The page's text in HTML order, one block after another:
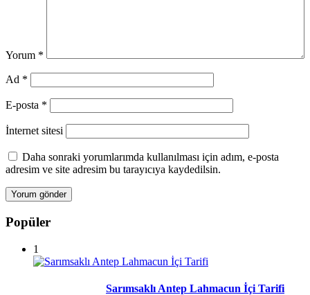
Yorum *
Ad *
E-posta *
İnternet sitesi
Daha sonraki yorumlarımda kullanılması için adım, e-posta
adresim ve site adresim bu tarayıcıya kaydedilsin.
Popüler
1
Sarımsaklı Antep Lahmacun İçi Tarifi